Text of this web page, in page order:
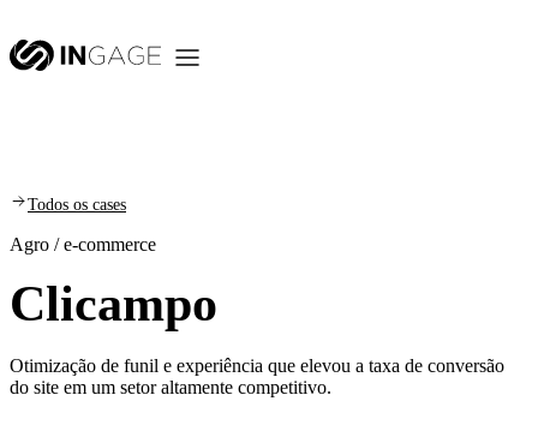
Todos os cases
Agro / e-commerce
Clicampo
Otimização de funil e experiência que elevou a taxa de conversão
do site em um setor altamente competitivo.